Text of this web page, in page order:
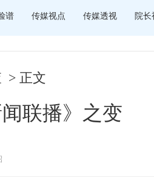
谱 传媒视点 传媒透视 院长
> 正文
联播》之变